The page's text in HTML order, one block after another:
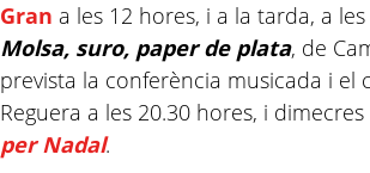
Gran a les 12 hores, i a la tarda, a
Molsa, suro, paper de plata, de
prevista la conferència musicada i
Reguera a les 20.30 hores, i dimecres
per Nadal.